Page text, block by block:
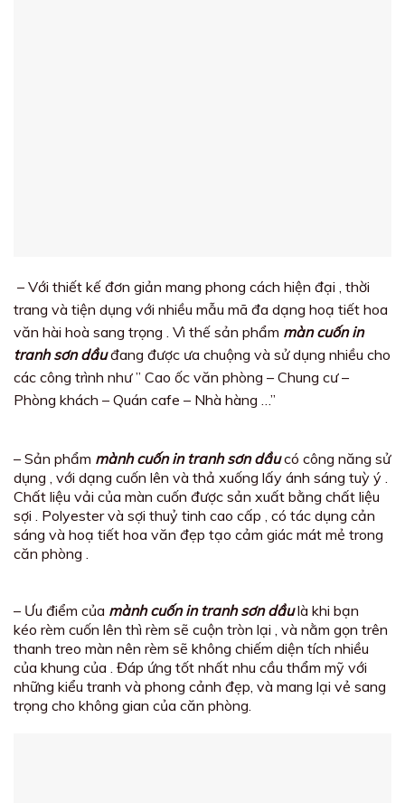
– Với thiết kế đơn giản mang phong cách hiện đại , thời
trang và tiện dụng với nhiều mẫu mã đa dạng hoạ tiết hoa
văn hài hoà sang trọng . Vì thế sản phẩm màn cuốn in
tranh sơn dầuđang được ưa chuộng và sử dụng nhiều cho
các công trình như ” Cao ốc văn phòng – Chung cư –
Phòng khách – Quán cafe – Nhà hàng …”
– Sản phẩm mành cuốn in tranh sơn dầucó công năng sử
dụng , với dạng cuốn lên và thả xuống lấy ánh sáng tuỳ ý .
Chất liệu vải của màn cuốn được sản xuất bằng chất liệu
sợi . Polyester và sợi thuỷ tinh cao cấp , có tác dụng cản
sáng và hoạ tiết hoa văn đẹp tạo cảm giác mát mẻ trong
căn phòng .
– Ưu điểm của mành cuốn in tranh sơn dầulà khi bạn
kéo rèm cuốn lên thì rèm sẽ cuộn tròn lại , và nằm gọn trên
thanh treo màn nên rèm sẽ không chiếm diện tích nhiều
của khung của . Đáp ứng tốt nhất nhu cầu thẩm mỹ với
những kiểu tranh và phong cảnh đẹp, và mang lại vẻ sang
trọng cho không gian của căn phòng.